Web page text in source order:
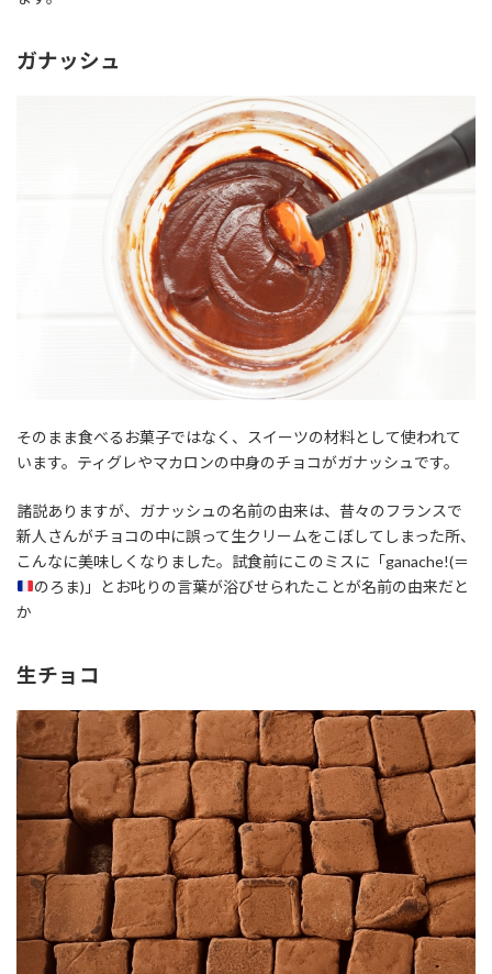
ガナッシュ
そのまま食べるお菓子ではなく、スイーツの材料として使われて
います。ティグレやマカロンの中身のチョコがガナッシュです。
諸説ありますが、ガナッシュの名前の由来は、昔々のフランスで
新人さんがチョコの中に誤って生クリームをこぼしてしまった所、
こんなに美味しくなりました。試食前にこのミスに「ganache!(＝
のろま)」とお叱りの言葉が浴びせられたことが名前の由来だと
か
生チョコ